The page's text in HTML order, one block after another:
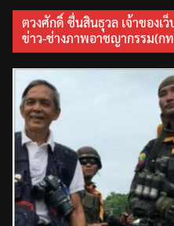
ตวงศักดิ์ ชื่นสินธุวล เจ้าของ
ข่าว-ช่างภาพอาชญากรรม(ก